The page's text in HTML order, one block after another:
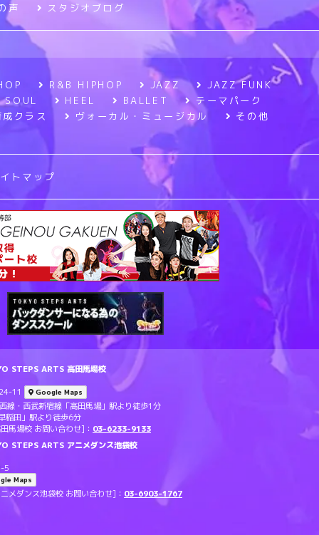
声 スタジオブログ
R&B HIPHOP JAZZ
JAZZ FUNK
SOUL HEEL BALLET
テーマパーク
クラス ヴォーカル・ミュージカル
その他
トマップ
STEPS ARTS 高田馬場校
11
Google Maps
線・西武新宿線「高田馬場」駅より徒歩1分
稲田」駅より徒歩6分
馬場校 お問い合わせ]： 03-6233-9133
STEPS ARTS アニメダンス池袋校
5
Maps
メダンス池袋校 お問い合わせ]： 03-6903-1767